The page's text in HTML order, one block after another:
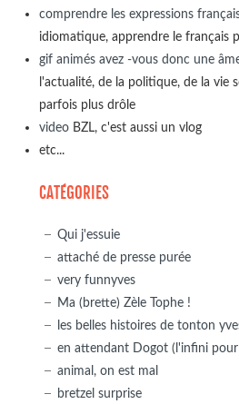
comprendre les expressions
idiomatique, apprendre le français
gif animés avez -vous donc une
l'actualité, de la politique, de la vie
parfois plus drôle
videoBZL, c'est aussi un vlog
etc...
CATÉGORIES
Qui j'essuie
attaché de presse purée
very funnyves
Ma (brette) Zèle Tophe !
les belles histoires de tonton
en attendant Dogot (l'infini pour
animal, on est mal
bretzel surprise